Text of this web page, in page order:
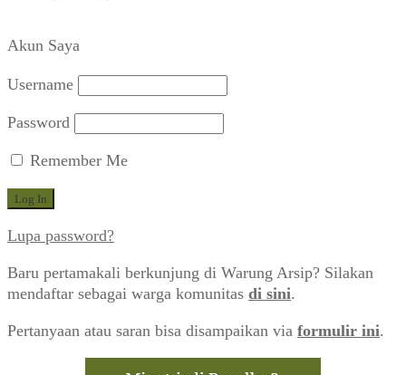
Akun Saya
Username
Password
Remember Me
Lupa password?
Baru pertamakali berkunjung di Warung Arsip? Silakan
mendaftar sebagai warga komunitas di sini.
Pertanyaan atau saran bisa disampaikan via formulir ini.